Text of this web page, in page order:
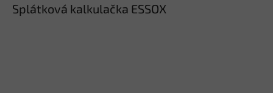
Splátková kalkulačka ESSOX